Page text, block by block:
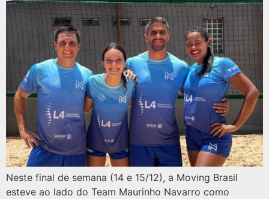
Neste final de semana (14 e 15/12), a Moving Brasil
esteve ao lado do Team Maurinho Navarro como